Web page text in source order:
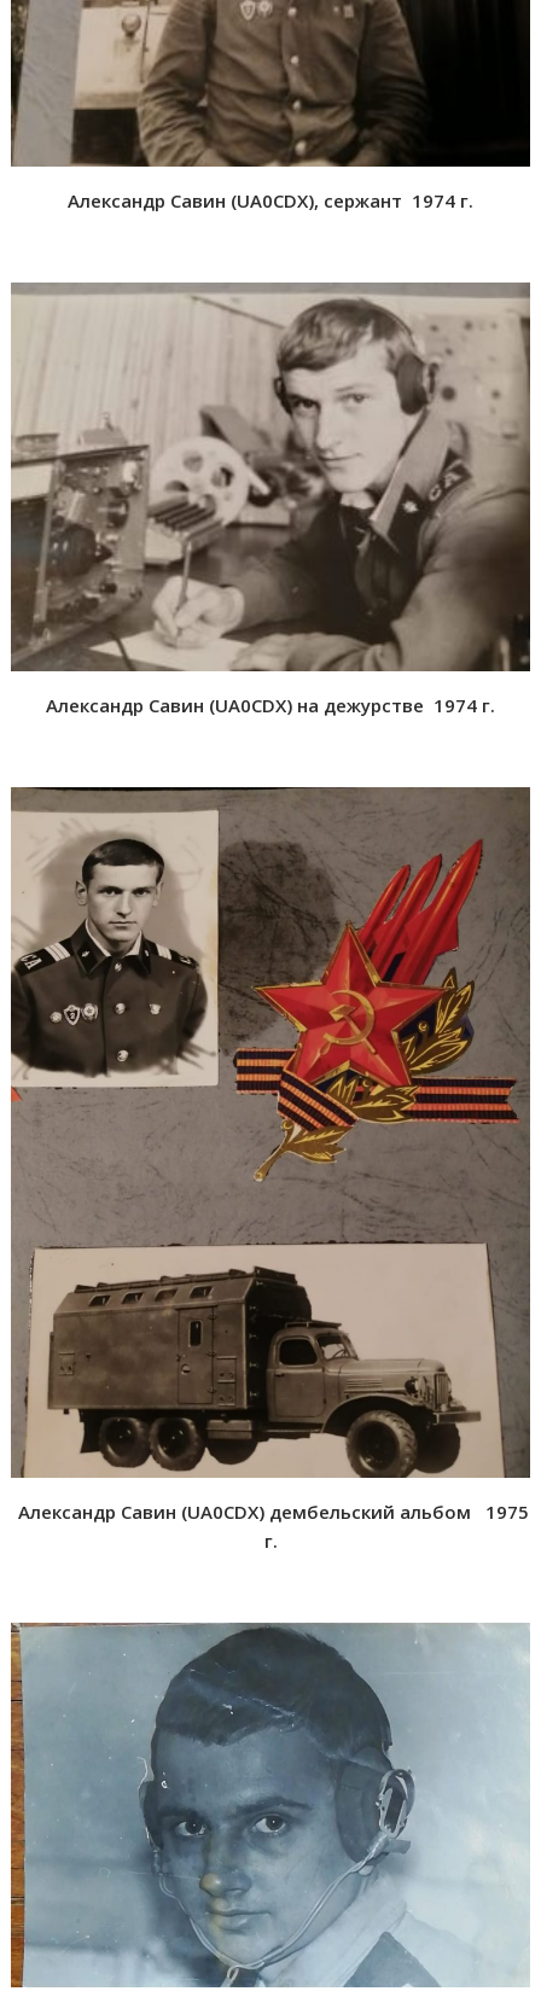
Александр Савин (UA0CDX), сержант 1974 г.
Александр Савин (UA0CDX) на дежурстве 1974 г.
Александр Савин (UA0CDX) дембельский альбом
1975
г.